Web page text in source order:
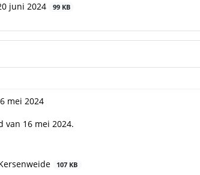
juni 2024 99 KB
mei 2024
van 16 mei 2024.
107 KB